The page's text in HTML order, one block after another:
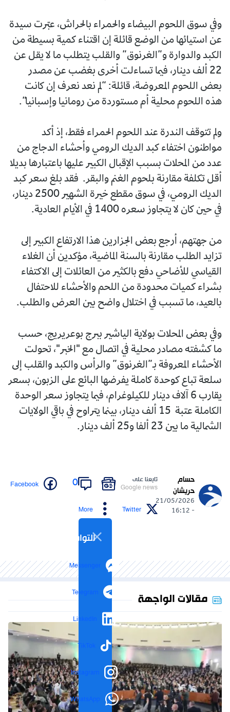
وفي سوق اللحوم البيضاء والحمراء بالحراش، عبّرت سيدة
عن استيائها من الوضع قائلة إن اقتناء كمية بسيطة من
الكبد والدوارة و”الغرنوق” والقلب يتطلب ما لا يقل عن
22 ألف دينار، فيما تساءلت أخرى بغضب عن مصدر
بعض اللحوم المعروضة، قائلة: “لم نعد نعرف إن كانت
هذه اللحوم محلية أم مستوردة من رومانيا وإسبانيا”.
ولم تتوقف الندرة عند اللحوم الحمراء فقط، إذ أكد
مواطنون اختفاء كبد الديك الرومي وأحشاء الدجاج من
عدد من المحلات بسبب الإقبال الكبير عليها باعتبارها بديلا
أقل تكلفة مقارنة بلحوم الغنم والبقر. فقد بلغ سعر كبد
الديك الرومي، في سوق مقطع خيرة الشهير 2500 دينار،
في حين كان لا يتجاوز سعره 1400 في الأيام العادية.
من جهتهم، أرجع بعض الجزارين هذا الارتفاع الكبير إلى
تزايد الطلب مقارنة بالسنة الماضية، مؤكدين أن الغلاء
القياسي للأضاحي دفع بالكثير من العائلات إلى الاكتفاء
بشراء كميات محدودة من اللحم والأحشاء للاحتفال
بالعيد، ما تسبب في اختلال واضح بين العرض والطلب.
وفي بعض المحلات بولاية الياشير ببرج بوعريريج، حسب
ما كشفته مصادر محلية في اتصال مع "الخبر"، تحولت
الأحشاء المعروفة بـ”الغرنوق” والرأس والكبد والقلب إلى
سلعة تباع كوحدة كاملة يفرضها البائع على الزبون، بسعر
يقارب 6 آلاف دينار للكيلوغرام، فيما يتجاوز سعر الوحدة
الكاملة عتبة 15 ألف دينار، بينما يتراوح في باقي الولايات
الشمالية ما بين 23 ألفا و25 ألف دينار.
حسام
حريشان
21/05/2026
- 16:12
تابعنا على
Google news
0
Facebook
Twitter
More
التواصل الاجتماعي
Messenger
Telegram
LinkedIn
TikTok
Instagram
WhatsApp
مقالات الواجهة